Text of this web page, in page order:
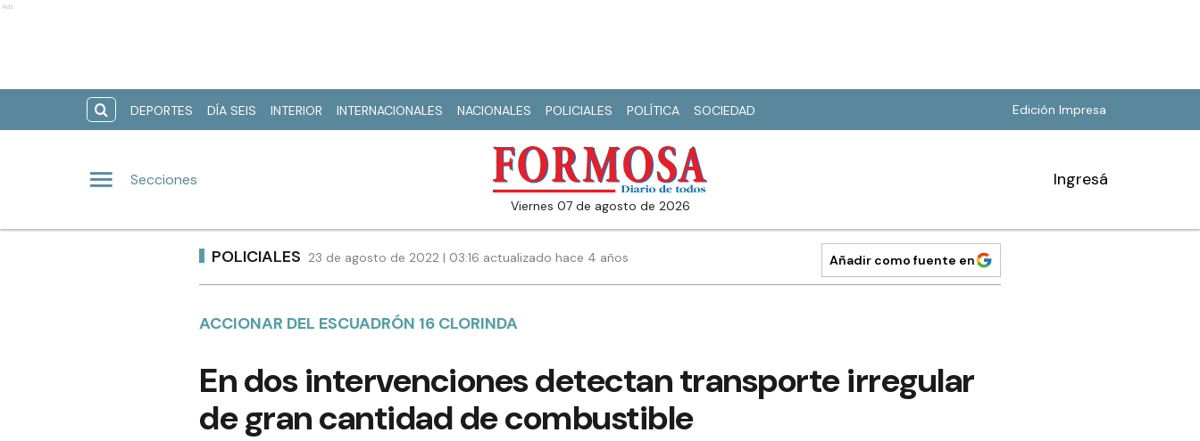
Ads
DEPORTES DÍA SEIS INTERIOR INTERNACIONALES NACIONALES POLICIALES POLÍTICA SOCIEDAD Edición Impresa
Secciones
viernes 07 de agosto de 2026
Ingresá
POLICIALES 23 de agosto de 2022 | 03:16 actualizado hace 4 años Añadir como fuente en
ACCIONAR DEL ESCUADRÓN 16 CLORINDA
En dos intervenciones detectan transporte irregular
de gran cantidad de combustible